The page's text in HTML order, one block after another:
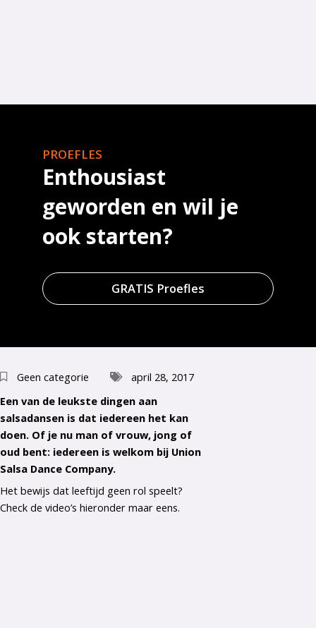
PROEFLES
Enthousiast
geworden en wil je
ook starten?
GRATIS Proefles
Geen categorie
april 28, 2017
Een van de leukste dingen aan
salsadansen is dat iedereen het kan
doen. Of je nu man of vrouw, jong of
oud bent: iedereen is welkom bij Union
Salsa Dance Company.
Het bewijs dat leeftijd geen rol speelt?
Check de video’s hieronder maar eens.